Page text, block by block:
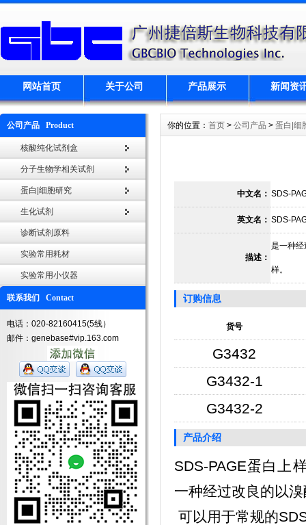
网站首页 关于公司 产品展示 新闻资
公司产品 Product
核酸纯化试剂盒
分子生物学相关试剂
蛋白|细胞研究
生化试剂
诊断试剂原料
实验常用耗材
实验常用小仪器
联系我们 Contact
电话：020-82160415(5线）
邮件：genebase#vip.163.com
你的位置： 首页 > 公司产品 > 蛋白|细
中文名： SDS-
英文名： SDS-
描述：
是一种经
样。
订购信息
货号
G3432
G3432-1
G3432-2
产品介绍
SDS-PAGE蛋白上
一种经过改良的以
可以用于常规的